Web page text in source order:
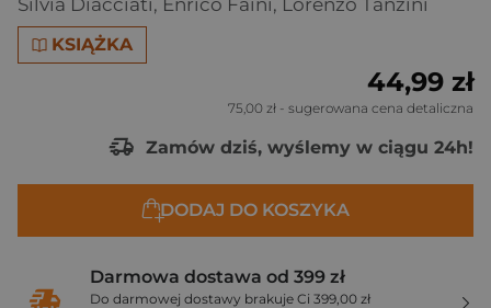
Silvia Diacciati, Enrico Faini, Lorenzo Tanzini
KSIĄŻKA
44,99 zł
75,00 zł - sugerowana cena detaliczna
Zamów dziś, wyślemy w ciągu 24h!
DODAJ DO KOSZYKA
Darmowa dostawa od 399 zł
Do darmowej dostawy brakuje Ci 399,00 zł